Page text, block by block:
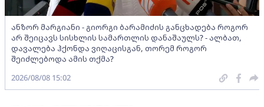
ანზორ მარგიანი - გიორგი ბარამიძის განცხადება როგორ
არ შეიცავს სისხლის სამართლის დანაშაულს? - ალბათ,
დავალება ჰქონდა ვიღაცისგან, თორემ როგორ
შეიძლებოდა ამის თქმა?
2026/08/08 15:02